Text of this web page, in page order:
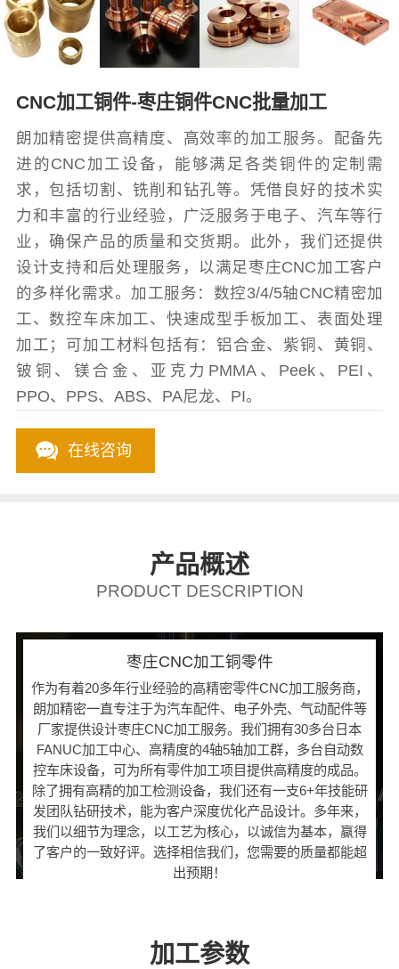
CNC加工铜件-枣庄铜件CNC批量加工
朗加精密提供高精度、高效率的加工服务。配备先
进的CNC加工设备，能够满足各类铜件的定制需
求，包括切割、铣削和钻孔等。凭借良好的技术实
力和丰富的行业经验，广泛服务于电子、汽车等行
业，确保产品的质量和交货期。此外，我们还提供
设计支持和后处理服务，以满足枣庄CNC加工客户
的多样化需求。加工服务：数控3/4/5轴CNC精密加
工、数控车床加工、快速成型手板加工、表面处理
加工；可加工材料包括有：铝合金、紫铜、黄铜、
铍铜、镁合金、亚克力PMMA、Peek、PEI、
PPO、PPS、ABS、PA尼龙、PI。
在线咨询
产品概述
PRODUCT DESCRIPTION
枣庄CNC加工铜零件
作为有着20多年行业经验的高精密零件CNC加工服务商，
朗加精密一直专注于为汽车配件、电子外壳、气动配件等
厂家提供设计枣庄CNC加工服务。我们拥有30多台日本
FANUC加工中心、高精度的4轴5轴加工群，多台自动数
控车床设备，可为所有零件加工项目提供高精度的成品。
除了拥有高精的加工检测设备，我们还有一支6+年技能研
发团队钻研技术，能为客户深度优化产品设计。多年来，
我们以细节为理念，以工艺为核心，以诚信为基本，赢得
了客户的一致好评。选择相信我们，您需要的质量都能超
出预期！
加工参数